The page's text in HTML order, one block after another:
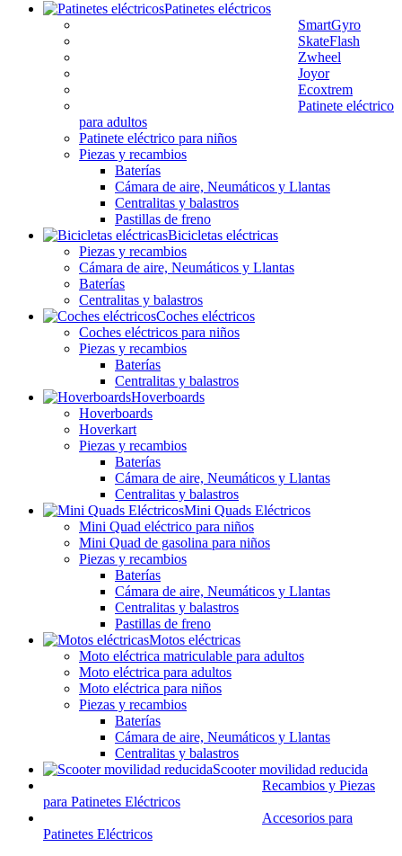
Patinetes eléctricos
SmartGyro
SkateFlash
Zwheel
Joyor
Ecoxtrem
Patinete eléctrico
para adultos
Patinete eléctrico para niños
Piezas y recambios
Baterías
Cámara de aire, Neumáticos y Llantas
Centralitas y balastros
Pastillas de freno
Bicicletas eléctricas
Piezas y recambios
Cámara de aire, Neumáticos y Llantas
Baterías
Centralitas y balastros
Coches eléctricos
Coches eléctricos para niños
Piezas y recambios
Baterías
Centralitas y balastros
Hoverboards
Hoverboards
Hoverkart
Piezas y recambios
Baterías
Cámara de aire, Neumáticos y Llantas
Centralitas y balastros
Mini Quads Eléctricos
Mini Quad eléctrico para niños
Mini Quad de gasolina para niños
Piezas y recambios
Baterías
Cámara de aire, Neumáticos y Llantas
Centralitas y balastros
Pastillas de freno
Motos eléctricas
Moto eléctrica matriculable para adultos
Moto eléctrica para adultos
Moto eléctrica para niños
Piezas y recambios
Baterías
Cámara de aire, Neumáticos y Llantas
Centralitas y balastros
Scooter movilidad reducida
Recambios y Piezas
para Patinetes Eléctricos
Accesorios para
Patinetes Eléctricos